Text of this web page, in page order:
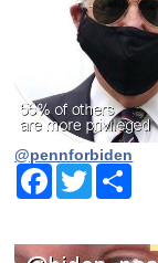
@pennforbiden
Facebook
Twitter